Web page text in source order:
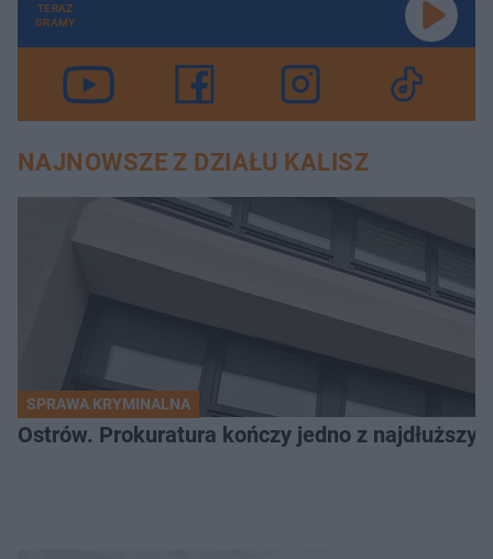
TERAZ
GRAMY
NAJNOWSZE Z DZIAŁU KALISZ
SPRAWA KRYMINALNA
Ostrów. Prokuratura kończy jedno z